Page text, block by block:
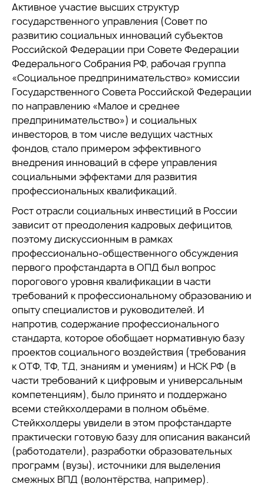
Активное участие высших структур
государственного управления (Совет по
развитию социальных инноваций субъектов
Российской Федерации при Совете Федерации
Федерального Собрания РФ, рабочая группа
«Социальное предпринимательство» комиссии
Государственного Совета Российской Федерации
по направлению «Малое и среднее
предпринимательство») и социальных
инвесторов, в том числе ведущих частных
фондов, стало примером эффективного
внедрения инноваций в сфере управления
социальными эффектами для развития
профессиональных квалификаций.
Рост отрасли социальных инвестиций в России
зависит от преодоления кадровых дефицитов,
поэтому дискуссионным в рамках
профессионально-общественного обсуждения
первого профстандарта в ОПД был вопрос
порогового уровня квалификации в части
требований к профессиональному образованию и
опыту специалистов и руководителей. И
напротив, содержание профессионального
стандарта, которое обобщает нормативную базу
проектов социального воздействия (требования
к ОТФ, ТФ, ТД, знаниям и умениям) и НСК РФ (в
части требований к цифровым и универсальным
компетенциям), было принято и поддержано
всеми стейкхолдерами в полном объёме.
Стейкхолдеры увидели в этом профстандарте
практически готовую базу для описания вакансий
(работодатели), разработки образовательных
программ (вузы), источники для выделения
смежных ВПД (волонтёрства, например).